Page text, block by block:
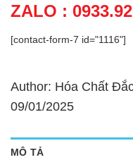
ZALO :
[contact-form-7 id="1116"]
Author: Hóa Chất
09/01/2025
MÔ TẢ